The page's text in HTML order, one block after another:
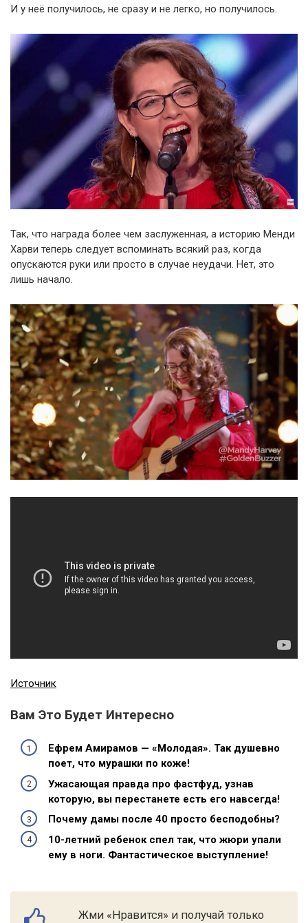
И у неё получилось, не сразу и не легко, но получилось.
Так, что награда более чем заслуженная, а историю Менди
Харви теперь следует вспоминать всякий раз, когда
опускаются руки или просто в случае неудачи. Нет, это
лишь начало.
Источник
Вам Это Будет Интересно
Ефрем Амирамов — «Молодая». Так душевно
поет, что мурашки по коже!
Ужасающая правда про фастфуд, узнав
которую, вы перестанете есть его навсегда!
Почему дамы после 40 просто бесподобны?
10-летний ребенок спел так, что жюри упали
ему в ноги. Фантастическое выступление!
Жми «Нравится» и получай только